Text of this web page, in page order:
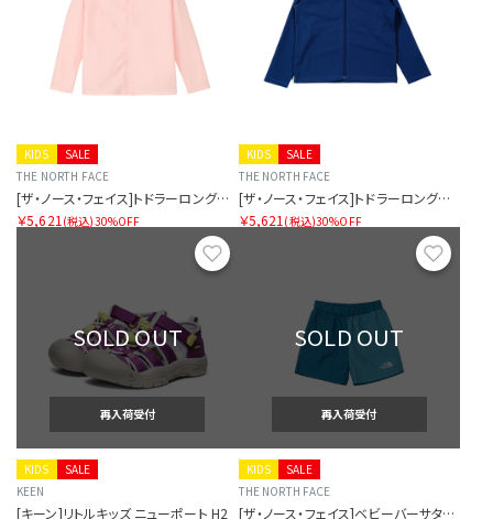
SALE
KIDS
THE NORTH FACE
[ザ・ノース・フェイス]トドラーロングスリーブサンシェードフルジップジャケット
￥5,621 (税込)30%OFF
SALE
KIDS
THE NORTH FACE
[ザ・ノース・フェイス]トドラーロングスリーブサンシェードフルジップジャケット
￥5,621 (税込)30%OFF
お気に入り
SOLD OUT
再入荷受付
SALE
KIDS
KEEN
[キーン]リトルキッズ ニューポート H2
SOLD OUT
再入荷受付
SALE
KIDS
THE NORTH FACE
[ザ・ノース・フェイス]ベビーバーサタイルショート